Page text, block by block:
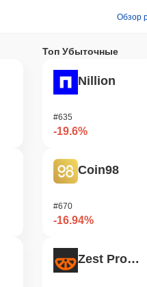
Обзор
Топ Убыточные
Nillion
#635
-19.6%
Coin98
#670
-16.94%
Zest Protocol